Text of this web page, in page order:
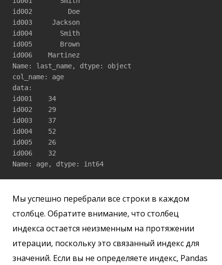
id002         Doe
id003     Jackson
id004       Smith
id005       Brown
id006    Martinez
Name: last_name, dtype: object
col_name: age
data:
id001    34
id002    29
id003    37
id004    52
id005    26
id006    32
Мы успешно перебрали все строки в каждом
столбце. Обратите внимание, что столбец
индекса остается неизменным на протяжении
итерации, поскольку это связанный индекс для
значений. Если вы не определяете индекс, Pandas